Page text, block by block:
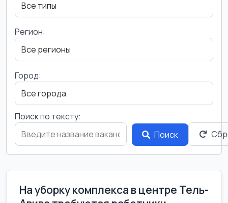
Регион:
Город:
Поиск по тексту:
Поиск
На уборку комплекса в центре Тель-